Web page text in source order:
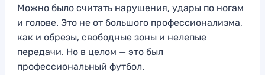
Можно было считать нарушения, удары по ногам
и голове. Это не от большого профессионализма,
как и обрезы, свободные зоны и нелепые
передачи. Но в целом — это был
профессиональный футбол.